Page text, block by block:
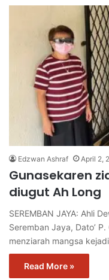
Edzwan Ashraf April 2,
Gunasekaren
diugut Ah Long
SEREMBAN JAYA: Ahli
Seremban Jaya, Dato’
menziarah mangsa
Read More »